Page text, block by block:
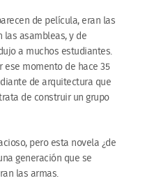
de película, eran las
asambleas, y de
a muchos estudiantes.
momento de hace 35
de arquitectura que
de construir un grupo
pero esta novela ¿de
generación que se
las armas.